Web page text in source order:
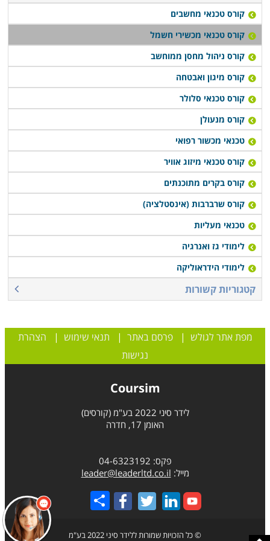
לוודא את העומק והרצינות של ההכשרה. יתרון נוסף
שמציעים אחדים מהם מתבטא בסיוע במציאת עבודה
בתחום עם סיום הלימודים, או רכישת יסודות עסקיים
ושיווקיים שיעזרו לבוגרים לנהל עסק עצמאי זעיר.
קורס טכנאי מכשירי חשמל מתקיים במספר מקומות לימוד
ברחבי הארץ: חיפה, תל אביב, רמת גן, נתניה, פתח תקווה,
כפר סבא ובעוד מספר מקומות אחרים, כך שכמעט כל מי
שרוצה ללמוד קורס מבוקש זה יוכל לעשות זאת בנוחות
בקרבת אזור מגוריו.
קורס טכנאי מחשבים
קורס טכנאי מכשירי חשמל
קורס ניהול מחסן ממוחשב
קורס מיגון ואבטחה
קורס טכנאי סלולר
קורס מנעולן
טכנאי מכשור רפואי
קורס טכנאי מיזוג אוויר
קורס בקרים מתוכנתים
קורס שרברבות (אינסטלציה)
טכנאי מעליות
לימודי גז ואנרגיה
לימודי הידראוליקה
קטגוריות קשורות
מפת אתר לגולש |פרסם באתר | תנאי שימוש | הצהרת
נגישות
Coursim
לידר סיני 2022 בע"מ (קורסים)
האומן 17, חדרה
פקס: 04-6323192
מייל: leader@leaderltd.co.il
Share
© כל הזכויות שמורות ללידר סיני 2022 בע"מ